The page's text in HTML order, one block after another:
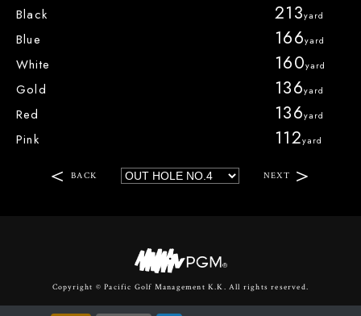
Black 213
Blue 166
White 160
Gold 136
Red 136
Pink 112
BACK NEXT
Copyright © Pacific Golf Management K.K. All rights reserved.